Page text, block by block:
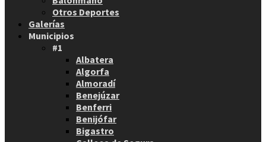
Otros Deportes
Galerías
Municipios
#1
Albatera
Algorfa
Almoradí
Benejúzar
Benferri
Benijófar
Bigastro